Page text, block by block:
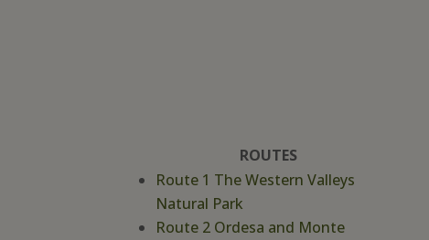
ROUTES
Route 1 The Western Valleys
Natural Park
Route 2 Ordesa and Monte